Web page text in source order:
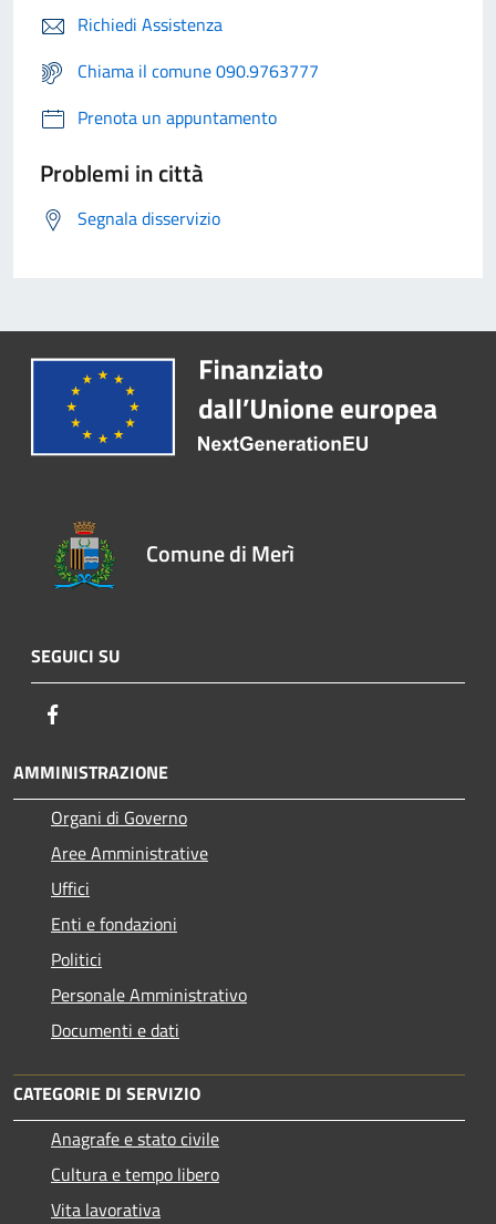
Richiedi Assistenza
Chiama il comune 090.9763777
Prenota un appuntamento
Problemi in città
Segnala disservizio
Comune di Merì
SEGUICI SU
AMMINISTRAZIONE
Organi di Governo
Aree Amministrative
Uffici
Enti e fondazioni
Politici
Personale Amministrativo
Documenti e dati
CATEGORIE DI SERVIZIO
Anagrafe e stato civile
Cultura e tempo libero
Vita lavorativa